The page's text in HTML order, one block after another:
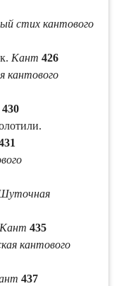
стих кантового
Кант 426
кантового
430
Кант 435
кантового
437